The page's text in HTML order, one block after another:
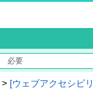
> [ウェブアクセシビ